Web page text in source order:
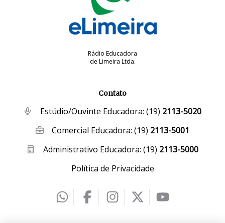
Rádio Educadora
de Limeira Ltda.
Contato
Estúdio/Ouvinte Educadora: (19) 2113-5020
Comercial Educadora:(19) 2113-5001
Administrativo Educadora: (19) 2113-5000
Política de Privacidade